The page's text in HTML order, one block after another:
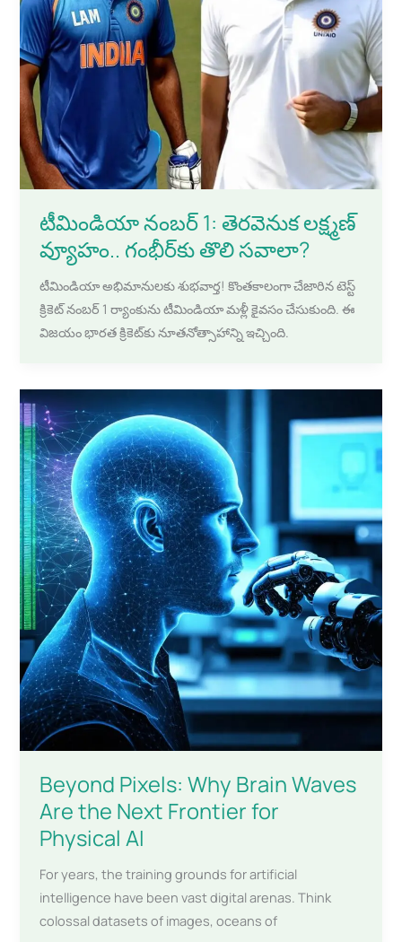
టీమిండియా నంబర్‌ 1: తెరవెనుక లక్ష్మణ్
వ్యూహం.. గంభీర్‌కు తొలి సవాలా?
టీమిండియా అభిమానులకు శుభవార్త! కొంతకాలంగా చేజారిన టెస్ట్
క్రికెట్‌ నంబర్‌ 1 ర్యాంకును టీమిండియా మళ్లీ కైవసం చేసుకుంది. ఈ
విజయం భారత క్రికెట్‌కు నూతనోత్సాహాన్ని ఇచ్చింది.
Beyond Pixels: Why Brain Waves
Are the Next Frontier for
Physical AI
For years, the training grounds for artificial
intelligence have been vast digital arenas. Think
colossal datasets of images, oceans of